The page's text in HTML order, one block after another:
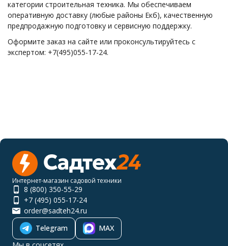
категории строительная техника. Мы обеспечиваем
оперативную доставку (любые районы Екб), качественную
предпродажную подготовку и сервисную поддержку.
Оформите заказ на сайте или проконсультируйтесь с
экспертом: +7(495)055-17-24.
Интернет-магазин садовой техники
8 (800) 350-55-29
+7 (495) 055-17-24
order@sadteh24.ru
Telegram
MAX